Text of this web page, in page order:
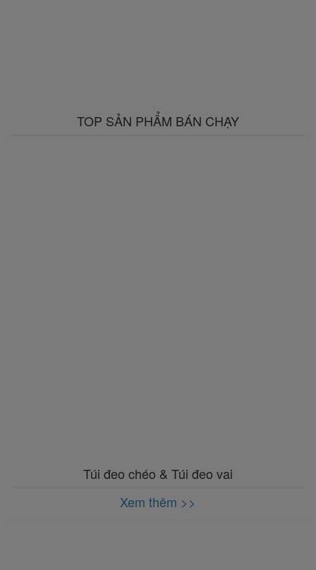
TOP SẢN PHẨM BÁN CHẠY
Túi đeo chéo & Túi đeo vai
Xem thêm >>